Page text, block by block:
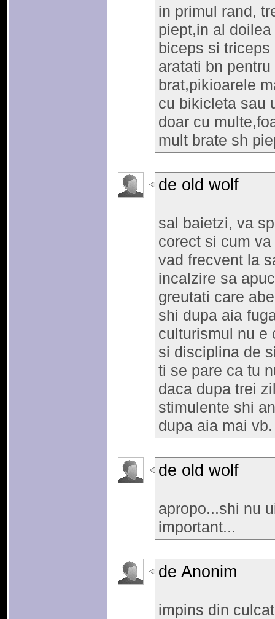
in primul rand,
piept,in al
biceps si
aratati bn
brat,pikioarele
cu bikicleta sau
doar cu
mult brate sh
de old wolf
sal baietzi, va
corect si cum
vad frecvent la
incalzire sa
greutati care
shi dupa aia
culturismul nu e
si disciplina de
ti se pare ca tu
daca dupa trei
stimulente shi
dupa aia mai
de old wolf
apropo...shi nu
important...
de Anonim
impins din